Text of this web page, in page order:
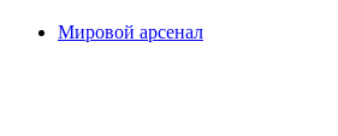
Мировой арсенал